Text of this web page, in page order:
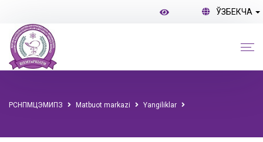
ЎЗБЕКЧА
РСНПМЦЭМИПЗ Matbuot markazi Yangiliklar